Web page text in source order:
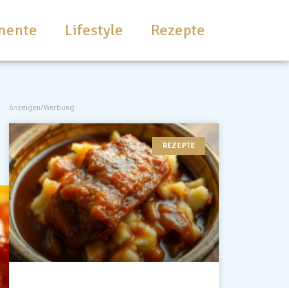
Lifestyle Rezepte
Anzeigen/Werbung
REZEPTE